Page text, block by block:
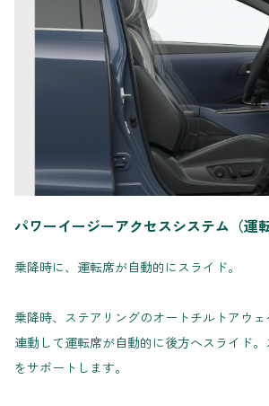
パワーイージーアクセスシステム（運転
乗降時に、運転席が自動的にスライド。
乗降時、ステアリングのオートチルトアウ
連動して運転席が自動的に後方へスライド。
をサポートします。